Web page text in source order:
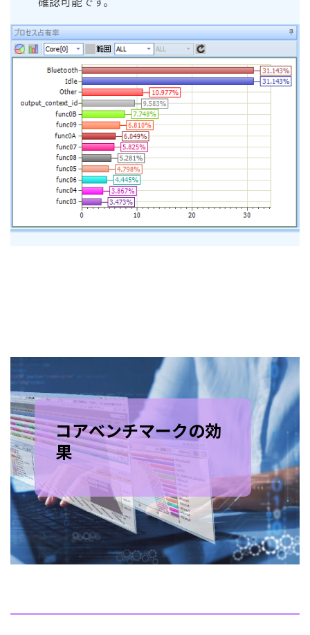
コアベンチマークの効
果